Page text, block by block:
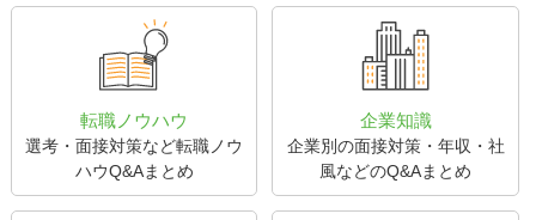
転職ノウハウ
選考・面接対策など転職ノウ
ハウQ&Aまとめ
企業知識
企業別の面接対策・年収・社
風などのQ&Aまとめ